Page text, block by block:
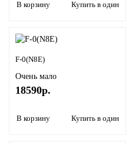
В корзину Купить в один клик
F-0(N8E)
Очень мало
18590р.
В корзину Купить в один клик